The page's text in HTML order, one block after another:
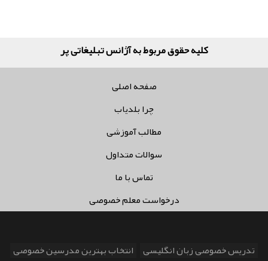
کلیه حقوق مربوط به آژانس تبلیغاتی پر سفید
صفحه اصلی
چرا بلدیاب
مطالب آموزشی
سوالات متداول
تماس با ما
درخواست معلم خصوصی
تدریس خصوصی زبان انگلیسی انتخاب بهترین مدرسین خصوصی